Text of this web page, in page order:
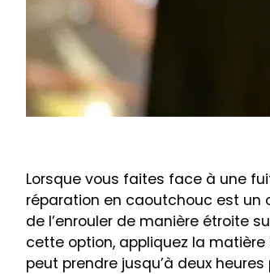
Lorsque vous faites face à une
réparation en caoutchouc est un
de l’enrouler de manière étroite
cette option, appliquez la matière
peut prendre jusqu’à deux